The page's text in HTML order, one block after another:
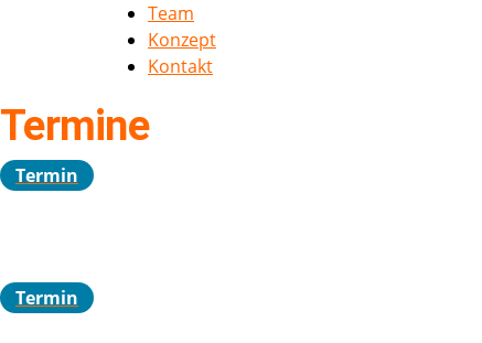
Team
Konzept
Kontakt
Termine
Termin
Termin